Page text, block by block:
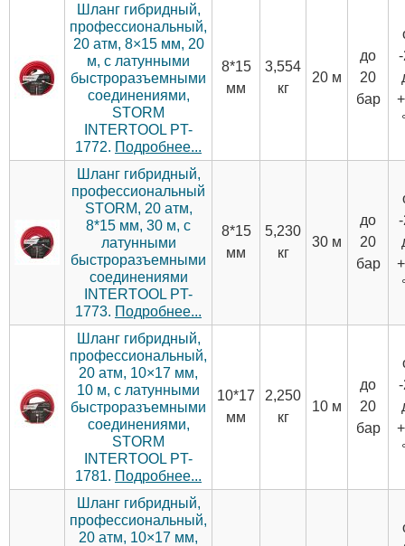
Шланг гибридный,
профессиональный,
20 атм, 8×15 мм, 20
м, с латунными
быстроразъемными
соединениями,
STORM
INTERTOOL PT-
1772. Подробнее...
8*15
мм
3,554
кг
20 м
до
20
бар
Шланг гибридный,
профессиональный
STORM, 20 атм,
8*15 мм, 30 м, с
латунными
быстроразъемными
соединениями
INTERTOOL PT-
1773. Подробнее...
8*15
мм
5,230
кг
30 м
до
20
бар
Шланг гибридный,
профессиональный,
20 атм, 10×17 мм,
10 м, с латунными
быстроразъемными
соединениями,
STORM
INTERTOOL PT-
1781. Подробнее...
10*17
мм
2,250
кг
10 м
до
20
бар
Шланг гибридный,
профессиональный,
20 атм, 10×17 мм,